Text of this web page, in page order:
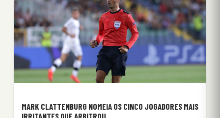
MARK CLATTENBURG NOMEIA OS CINCO JOGADORES MAIS
IRRITANTES QUE ARBITROU